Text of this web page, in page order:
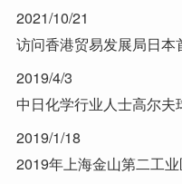
2021/10/21
访问香港贸易发展局日本
2019/4/3
中日化学行业人士高尔夫
2019/1/18
2019年上海金山第二工